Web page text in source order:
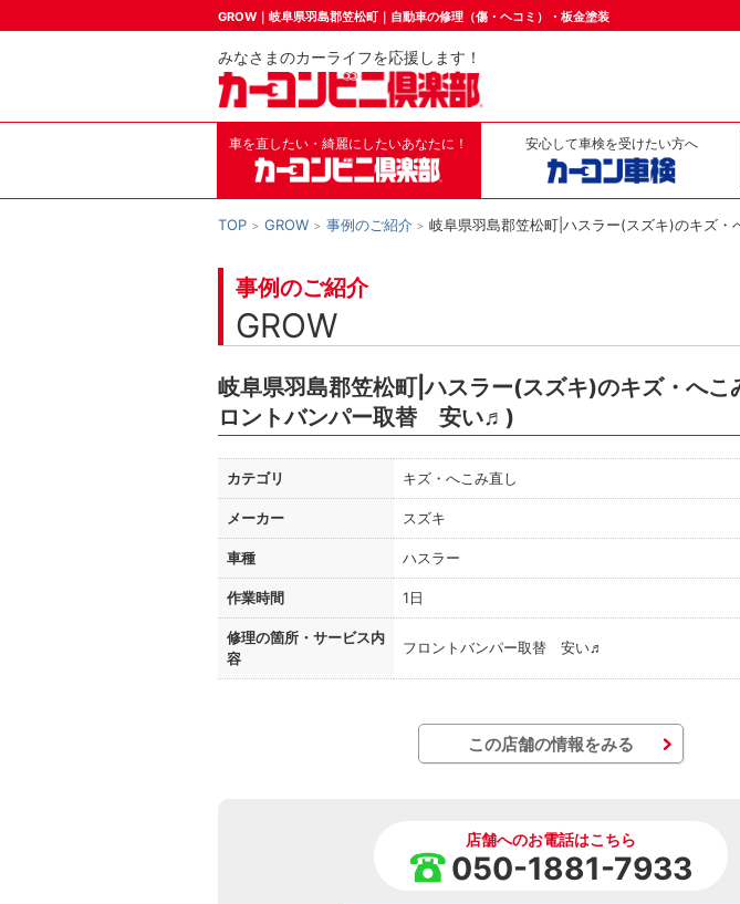
GROW｜岐阜県羽島郡笠松町｜自動車の修理（傷・ヘコミ）・板金塗装
みなさまのカーライフを応援します！
車を直したい・綺麗にしたいあなたに！ 安心して車検を受けたい方へ
TOP GROW 事例のご紹介 岐阜県羽島郡笠松町|ハスラー(スズキ)のキズ
事例のご紹介
GROW
岐阜県羽島郡笠松町|ハスラー(スズキ)のキズ・へこ
ロントバンパー取替 安い♬)
カテゴリ キズ・へこみ直し
メーカー スズキ
車種 ハスラー
作業時間 1日
修理の箇所・ サービス内
容
フロントバンパー取替 安い♬
この店舗の情報をみる
店舗へのお電話はこちら
050-1881-7933